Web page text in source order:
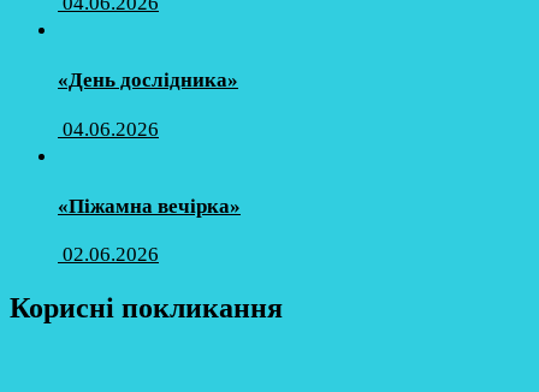
«День дослідника»
04.06.2026
«Піжамна вечірка»
02.06.2026
Корисні покликання